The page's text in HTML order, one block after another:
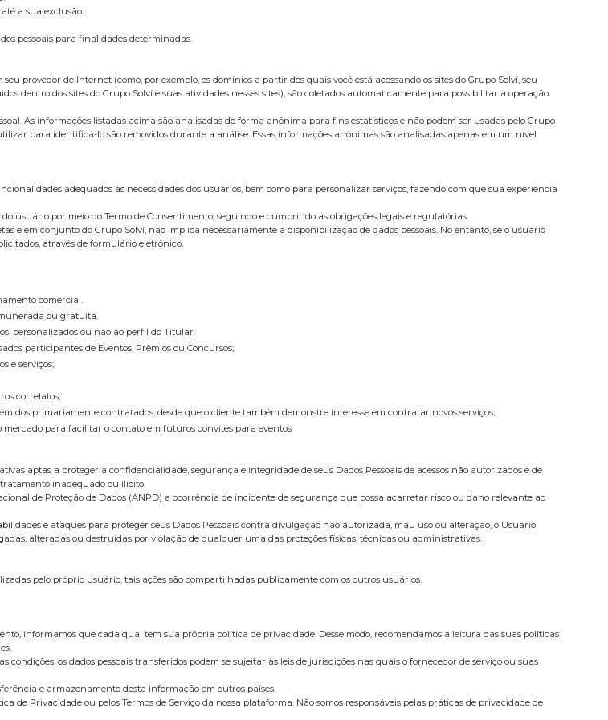
a sua exclusão.
pessoais para finalidades determinadas.
provedor de Internet (como, por exemplo, os domínios a partir dos quais você está acessando os sites do Grupo Solví, seu
dentro dos sites do Grupo Solví e suas atividades nesses sites), são coletados automaticamente para possibilitar a operação
As informações listadas acima são analisadas de forma anônima para fins estatísticos e não podem ser usadas pelo Grupo
para identificá-lo são removidos durante a análise. Essas informações anônimas são analisadas apenas em um nível
adequados às necessidades dos usuários, bem como para personalizar serviços, fazendo com que sua experiência
usuário por meio do Termo de Consentimento, seguindo e cumprindo as obrigações legais e regulatórias.
e em conjunto do Grupo Solví, não implica necessariamente a disponibilização de dados pessoais. No entanto, se o usuário
através de formulário eletrônico.
comercial.
ou gratuita.
personalizados ou não ao perfil do Titular.
participantes de Eventos, Prêmios ou Concursos;
e serviços;
correlatos;
dos primariamente contratados, desde que o cliente também demonstre interesse em contratar novos serviços;
para facilitar o contato em futuros convites para eventos
aptas a proteger a confidencialidade, segurança e integridade de seus Dados Pessoais de acessos não autorizados e de
inadequado ou ilícito.
de Proteção de Dados (ANPD) a ocorrência de incidente de segurança que possa acarretar risco ou dano relevante ao
e ataques para proteger seus Dados Pessoais contra divulgação não autorizada, mau uso ou alteração, o Usuário
alteradas ou destruídas por violação de qualquer uma das proteções físicas, técnicas ou administrativas.
pelo próprio usuário, tais ações são compartilhadas publicamente com os outros usuários.
informamos que cada qual tem sua própria política de privacidade. Desse modo, recomendamos a leitura das suas políticas
os dados pessoais transferidos podem se sujeitar às leis de jurisdições nas quais o fornecedor de serviço ou suas
e armazenamento desta informação em outros países.
de Privacidade ou pelos Termos de Serviço da nossa plataforma. Não somos responsáveis pelas práticas de privacidade de